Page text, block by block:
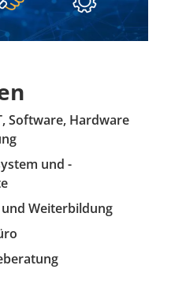
Software, Hardware
und -
und Weiterbildung